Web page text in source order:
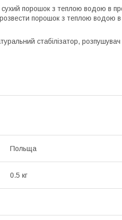
порошок з теплою водою в
порошок з теплою водою в
стабілізатор, розпушувач
Польща
0.5 кг